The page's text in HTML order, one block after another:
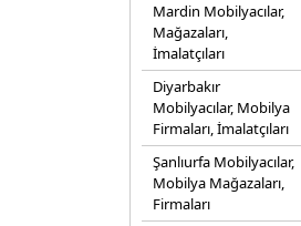
Mardin Mobilyacılar,
Mağazaları,
İmalatçıları
Diyarbakır
Mobilyacılar, Mobilya
Firmaları, İmalatçıları
Şanlıurfa Mobilyacılar,
Mobilya Mağazaları,
Firmaları